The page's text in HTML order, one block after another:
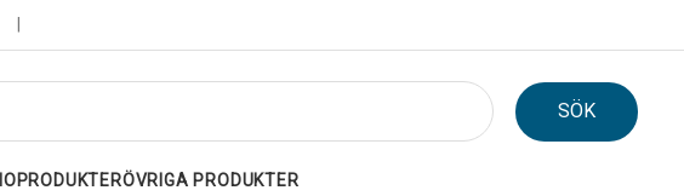
SÖK
ÖVRIGA PRODUKTER